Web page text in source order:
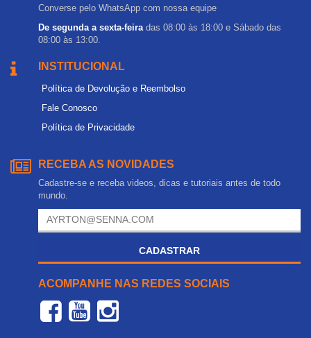
Converse pelo WhatsApp com nossa equipe
De segunda a sexta-feira das 08:00 às 18:00 e Sábado das
08:00 às 13:00.
INSTITUCIONAL
Política de Devolução e Reembolso
Fale Conosco
Política de Privacidade
RECEBA AS NOVIDADES
Cadastre-se e receba videos, dicas e tutoriais antes de todo
mundo.
CADASTRAR
ACOMPANHE NAS REDES SOCIAIS